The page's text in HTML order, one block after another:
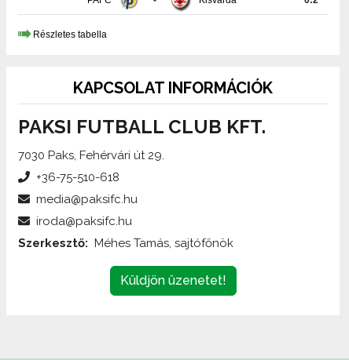
Részletes tabella
KAPCSOLAT INFORMÁCIÓK
PAKSI FUTBALL CLUB KFT.
7030 Paks, Fehérvári út 29.
+36-75-510-618
media@paksifc.hu
iroda@paksifc.hu
Szerkesztő:
Méhes Tamás, sajtófőnök
Küldjön üzenetet!